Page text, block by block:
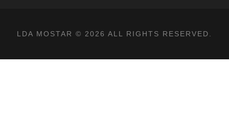
LDA MOSTAR © 2026 ALL RIGHTS RESERVED.